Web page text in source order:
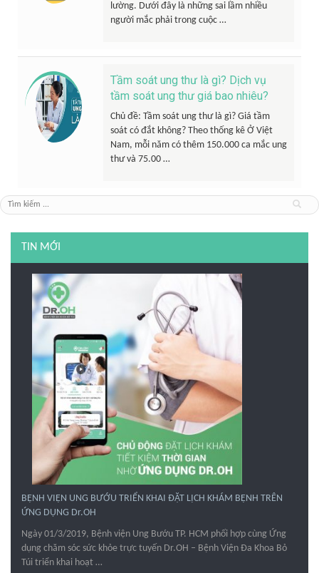
lường. Dưới đây là những sai lầm nhiều
người mắc phải trong cuộc …
Tầm soát ung thư là gì? Dịch vụ
tầm soát ung thư giá bao nhiêu?
Chủ đề: Tầm soát ung thư là gì? Giá tầm
soát có đắt không? Theo thống kê Ở Việt
Nam, mỗi năm có thêm 150.000 ca mắc ung
thư và 75.00 …
TIN MỚI
BỆNH VIỆN UNG BƯỚU TRIỂN KHAI ĐẶT LỊCH KHÁM BỆNH TRÊN
ỨNG DỤNG Dr.OH
Ngày 01/3/2019, Bệnh viện Ung Bướu TP. HCM phối hợp cùng Ứng
dụng chăm sóc sức khỏe trực tuyến Dr.OH – Bệnh Viện Đa Khoa Bỏ
Túi triển khai hoạt …